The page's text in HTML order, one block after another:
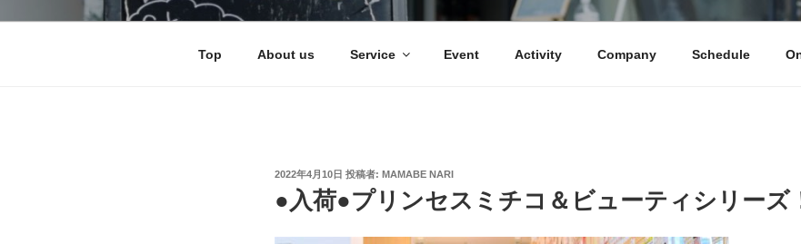
Top About us Service Event Activity Company Schedule
投
日:
2022年4月10日 投稿者: MAMABE NARI
●入荷●プリンセスミチコ＆ビューティシリーズ